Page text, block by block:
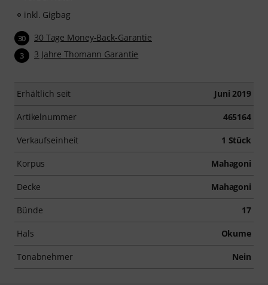
inkl. Gigbag
30 30 Tage Money-Back-Garantie
3 3 Jahre Thomann Garantie
Erhältlich seit Juni 2019
Artikelnummer 465164
Verkaufseinheit 1 Stück
Korpus Mahagoni
Decke Mahagoni
Bünde 17
Hals Okume
Tonabnehmer Nein